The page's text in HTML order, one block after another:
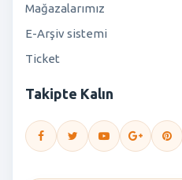
Mağazalarımız
E-Arşiv sistemi
Ticket
Takipte Kalın